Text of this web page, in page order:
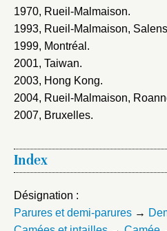
1970, Rueil-Malmaison.
1993, Rueil-Malmaison,
1999, Montréal .
2001, Taiwan.
2003, Hong Kong.
2004, Rueil-Malmaison,
2007, Bruxelles.
Index
Désignation :
Parures et demi-parures →